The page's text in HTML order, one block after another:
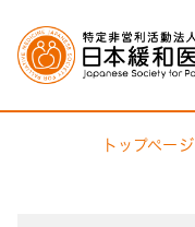
トップページ